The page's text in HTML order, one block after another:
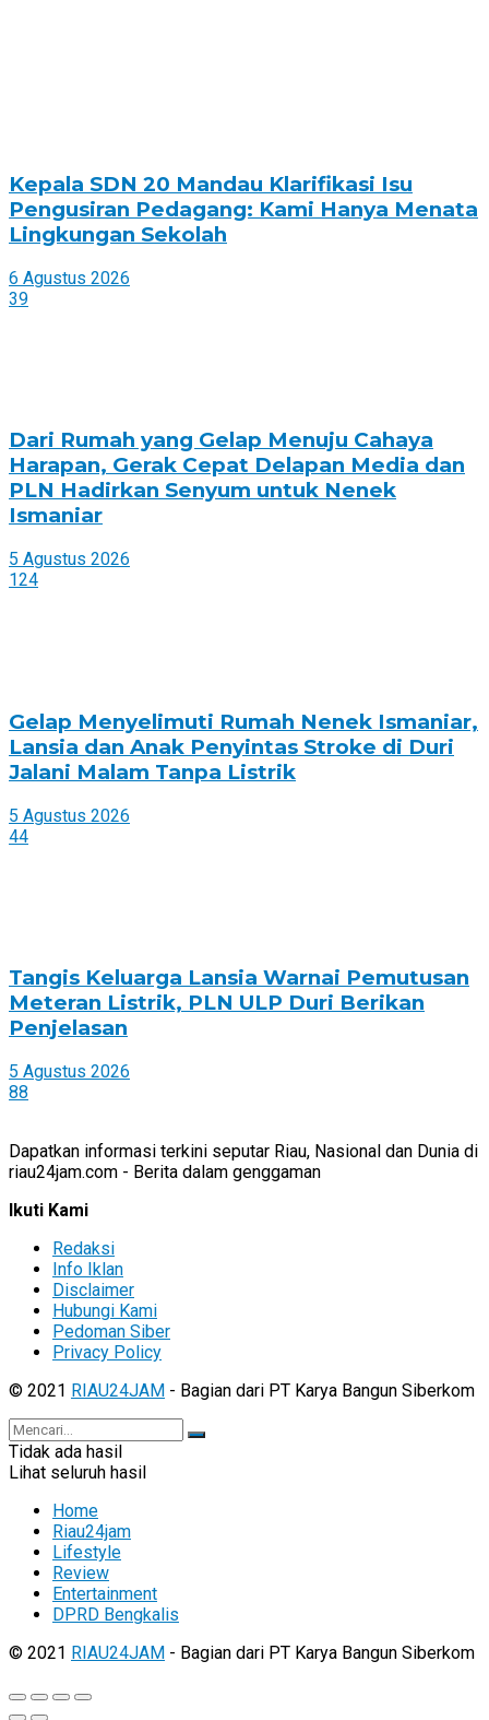
Kepala SDN 20 Mandau Klarifikasi Isu
Pengusiran Pedagang: Kami Hanya Menata
Lingkungan Sekolah
6 Agustus 2026
39
Dari Rumah yang Gelap Menuju Cahaya
Harapan, Gerak Cepat Delapan Media dan
PLN Hadirkan Senyum untuk Nenek
Ismaniar
5 Agustus 2026
124
Gelap Menyelimuti Rumah Nenek Ismaniar,
Lansia dan Anak Penyintas Stroke di Duri
Jalani Malam Tanpa Listrik
5 Agustus 2026
44
Tangis Keluarga Lansia Warnai Pemutusan
Meteran Listrik, PLN ULP Duri Berikan
Penjelasan
5 Agustus 2026
88
Dapatkan informasi terkini seputar Riau, Nasional dan Dunia di
riau24jam.com - Berita dalam genggaman
Ikuti Kami
Redaksi
Info Iklan
Disclaimer
Hubungi Kami
Pedoman Siber
Privacy Policy
© 2021 RIAU24JAM - Bagian dari PT Karya Bangun Siberkom
Tidak ada hasil
Lihat seluruh hasil
Home
Riau24jam
Lifestyle
Review
Entertainment
DPRD Bengkalis
© 2021 RIAU24JAM - Bagian dari PT Karya Bangun Siberkom